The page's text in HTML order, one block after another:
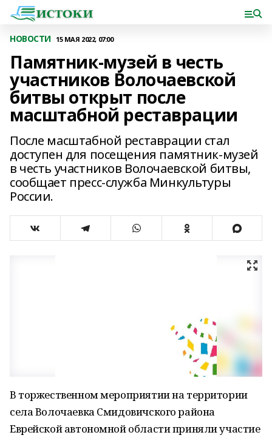
НОВОСТИ 15 МАЯ 2022, 07:00
Памятник-музей в честь
участников Волочаевской
битвы открыт после
масштабной реставрации
После масштабной реставрации стал
доступен для посещения памятник-музей
в честь участников Волочаевской битвы,
сообщает пресс-служба Минкультуры
России.
В торжественном мероприятии на территории
села Волочаевка Смидовичского района
Еврейской автономной области приняли участие